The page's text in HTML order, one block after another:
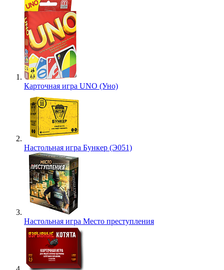
Карточная игра UNO (Уно)
Настольная игра Бункер (Э051)
Настольная игра Место преступления